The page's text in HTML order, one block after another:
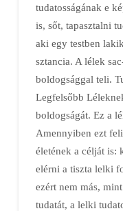
tudatosságának e
is, sőt, tapasztalni
aki egy test­ben
sztancia. A lélek
bol­dog­ság­gal teli.
Legfel­sőbb
boldogságát. Ez a
Amennyiben ezt
életének a célját is:
elérni a tiszta lelki
ezért nem más,
tu­da­tát, a lelki